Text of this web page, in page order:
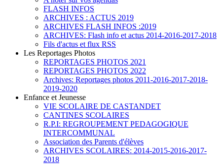
FLASH INFOS
ARCHIVES : ACTUS 2019
ARCHIVES FLASH INFOS :2019
ARCHIVES: Flash info et actus 2014-2016-2017-2018
Fils d'actus et flux RSS
Les Reportages Photos
REPORTAGES PHOTOS 2021
REPORTAGES PHOTOS 2022
Archives: Reportages photos 2011-2016-2017-2018-
2019-2020
Enfance et Jeunesse
VIE SCOLAIRE DE CASTANDET
CANTINES SCOLAIRES
R.P.I: REGROUPEMENT PEDAGOGIQUE
INTERCOMMUNAL
Association des Parents d'élèves
ARCHIVES SCOLAIRES: 2014-2015-2016-2017-
2018